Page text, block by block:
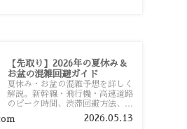
【先取り】2026年の夏休み＆
お盆の混雑回避ガイド
夏休み・お盆の混雑予想を詳しく
解説。新幹線・飛行機・高速道路
のピーク時間、渋滞回避方法、混
雑しやすい観光地、交通手段別の
特徴まで旅行者向けに分かりやす
2026.05.13